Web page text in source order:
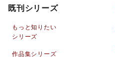
既刊シリーズ
もっと知りたい
シリーズ
作品集シリーズ